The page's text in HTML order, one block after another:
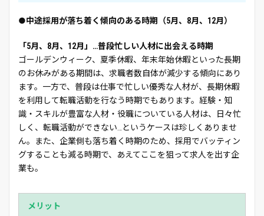
●中途採用が落ち着く傾向のある時期（5月、8月、12月）
「5月、8月、12月」…普段忙しい人材に出会える時期
ゴールデンウィーク、夏季休暇、年末年始休暇といった長期
のお休みがある期間は、求職者数自体が減少する傾向にあり
ます。一方で、普段は仕事で忙しい優秀な人材が、長期休暇
を利用して転職活動を行なう時期でもあります。経験・知
識・スキルが豊富な人材・役職についている人材は、日々忙
しく、転職活動ができない…というケースは珍しくありませ
ん。また、企業側も落ち着く時期のため、採用でバッティン
グすることも減る時期で、あえてここを狙って求人を出す企
業も。
メリット